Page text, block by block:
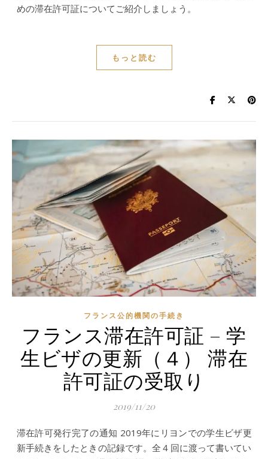
めの滞在許可証についてご紹介しましょう。
もっと読む
フランス公的機関の手続き
フランス滞在許可証 – 学
生ビザの更新（４） 滞在
許可証の受取り
2019/11/20
滞在許可発行完了の通知 2019年にリヨンでの学生ビザ更
新手続きをしたときの記録です。全４回に渡って書いてい